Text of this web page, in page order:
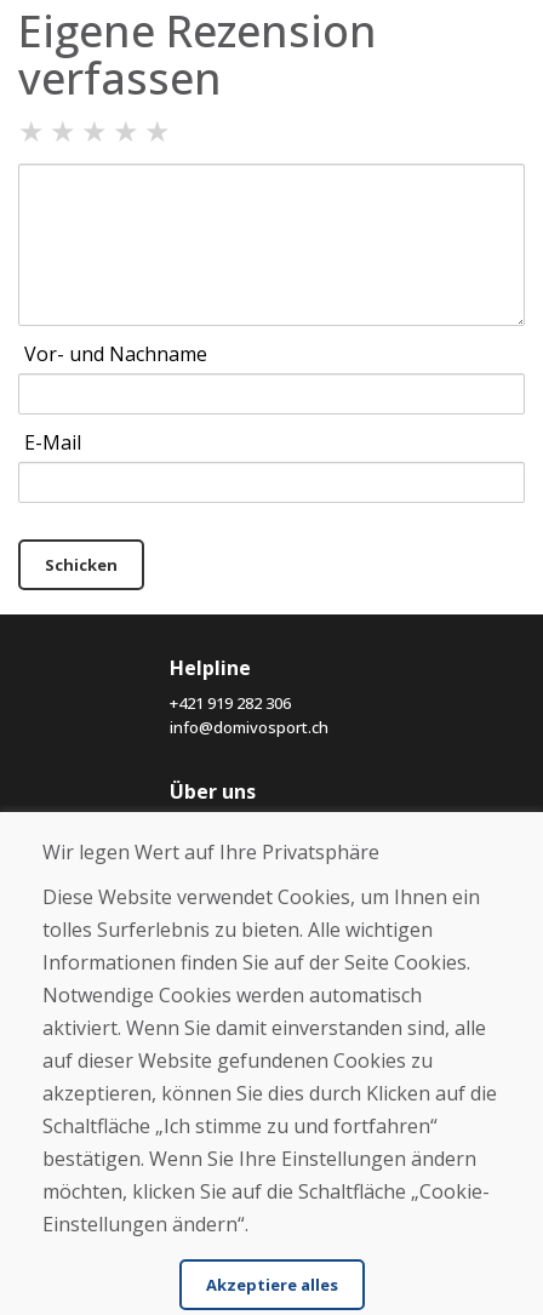
Eigene Rezension
verfassen
★ ★ ★ ★ ★
Vor- und Nachname
E-Mail
Schicken
Helpline
+421 919 282 306
info@domivosport.ch
Über uns
Über uns
Kontakt
Kaufen
E-Shop
Geschäftsbedingungen
Zahlung
Beschwerde
Rückgabe und Umtausch von Waren
Cookies
Wir legen Wert auf Ihre Privatsphäre
Diese Website verwendet Cookies, um Ihnen ein
tolles Surferlebnis zu bieten. Alle wichtigen
Informationen finden Sie auf der Seite Cookies.
Notwendige Cookies werden automatisch
aktiviert. Wenn Sie damit einverstanden sind, alle
auf dieser Website gefundenen Cookies zu
akzeptieren, können Sie dies durch Klicken auf die
Schaltfläche „Ich stimme zu und fortfahren“
bestätigen. Wenn Sie Ihre Einstellungen ändern
möchten, klicken Sie auf die Schaltfläche „Cookie-
Einstellungen ändern“.
Akzeptiere alles